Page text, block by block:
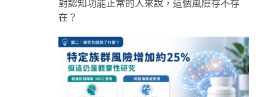
對認知功能正常的人來說，這個風險存不存
在？